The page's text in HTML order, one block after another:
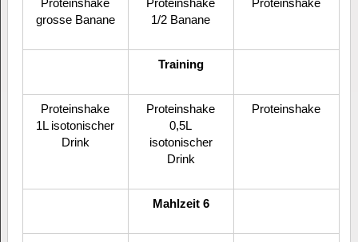
Proteinshake
grosse Banane
Proteinshake
1/2 Banane
Proteinshake
Training
Proteinshake
1L isotonischer
Drink
Proteinshake
0,5L
isotonischer
Drink
Proteinshake
Mahlzeit 6